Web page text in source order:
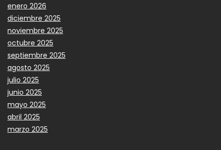
enero 2026
diciembre 2025
noviembre 2025
octubre 2025
septiembre 2025
agosto 2025
julio 2025
junio 2025
mayo 2025
abril 2025
marzo 2025